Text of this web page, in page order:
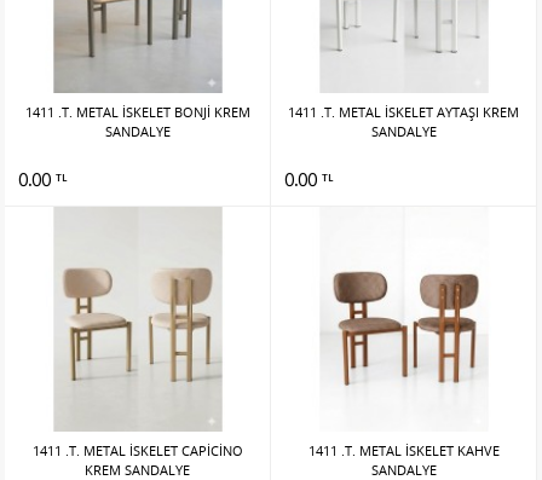
1411 .T. METAL İSKELET BONJİ KREM
SANDALYE
0.00 TL
1411 .T. METAL İSKELET AYTAŞI KREM
SANDALYE
0.00 TL
1411 .T. METAL İSKELET CAPİCİNO
KREM SANDALYE
1411 .T. METAL İSKELET KAHVE
SANDALYE